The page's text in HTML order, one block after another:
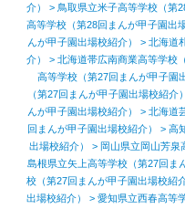
介）
> 鳥取県立米子高等学校（第
高等学校（第28回まんが甲子園出
んが甲子園出場校紹介）
> 北海道
介）
> 北海道帯広南商業高等学校
高等学校（第27回まんが甲子園
（第27回まんが甲子園出場校紹介）
んが甲子園出場校紹介）
> 北海道
回まんが甲子園出場校紹介）
> 高
出場校紹介）
> 岡山県立岡山芳泉
島根県立矢上高等学校（第27回ま
校（第27回まんが甲子園出場校紹介
出場校紹介）
> 愛知県立西春高等